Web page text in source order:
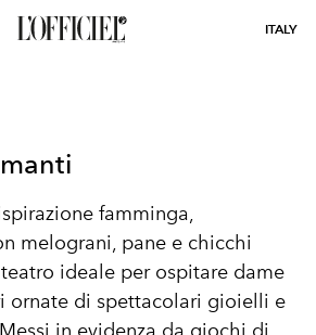
ITALY
famminga,
melograni, pane e chicchi
ideale per ospitare dame
ornate di spettacolari gioielli e